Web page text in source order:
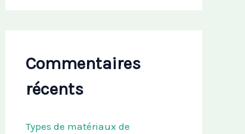
Commentaires
récents
Types de matériaux de